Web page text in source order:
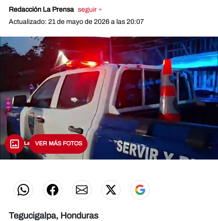
Redacción La Prensa seguir +
Actualizado: 21 de mayo de 2026 a las 20:07
seconds
VER MÁS FOTOS
Tegucigalpa, Honduras